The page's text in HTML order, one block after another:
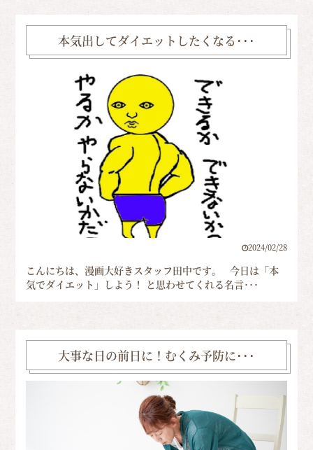
本気出してダイエットしたくなる･･･
2024/02/28
こんにちは、漫画大好きスタッフ田中です。 今日は「本
気でダイエット」しよう！ と思わせてくれる名言･･･
大事な日の前日に！むくみ予防に･･･